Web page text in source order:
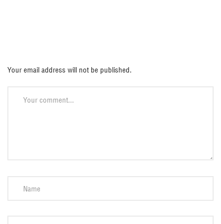
Your email address will not be published.